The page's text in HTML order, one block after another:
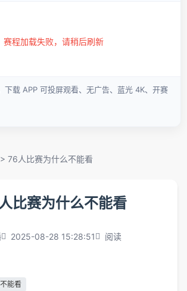
76人比赛为什么不能看
比赛为什么不能看
2025-08-28 15:28:51
阅读
能看